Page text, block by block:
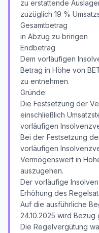
zu erstattende
zuzüglich 19 %
Gesamtbetrag
in Abzug zu bringen
Endbetrag
Dem vorläufigen
Betrag in Höhe von
zu entnehmen.
Gründe:
Die Festsetzung der
einschließlich
vorläufigen
Bei der Festsetzung
vorläufigen
Vermögenswert in
auszugehen.
Der vorläufige
Erhöhung des
Auf die ausführliche
24.10.2025 wird Bezug
Die Regelvergütung